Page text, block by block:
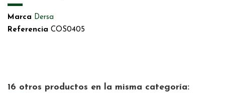
Marca Dersa
Referencia COS0405
16 otros productos en la misma categoría: